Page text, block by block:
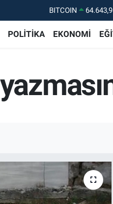
BITCOIN
47,6006
GRAM ALTIN
POLİTİKA EKONOMİ